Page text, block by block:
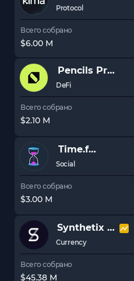
Protocol
Всего собрано
$6.00 M
Pencils Protocol
DeFi
Всего собрано
$2.10 M
Time.fun
Social
Всего собрано
$3.00 M
Synthetix SNX
Currency
Всего собрано
$45.38 M